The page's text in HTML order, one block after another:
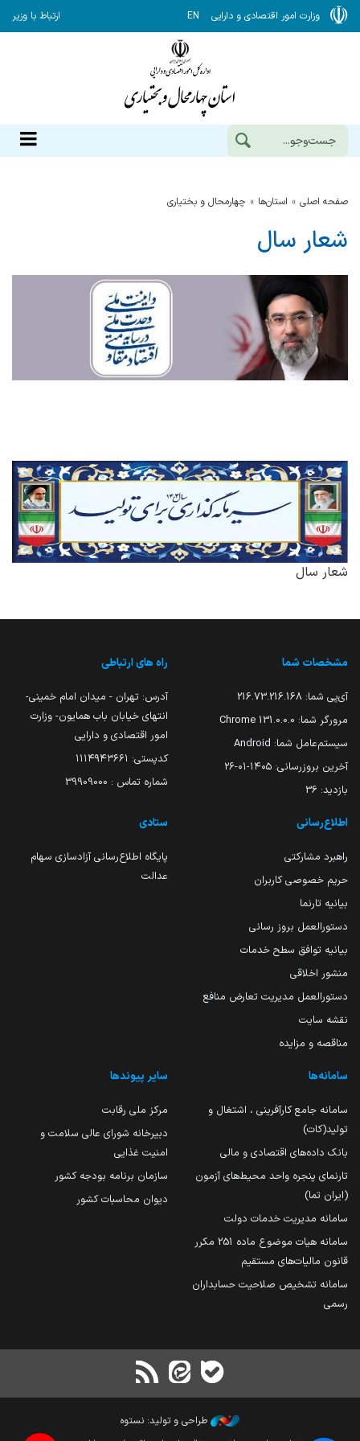
وزارت امور اقتصادی و دارایی EN ارتباط با وزیر
صفحه اصلی استان‌ها چهارمحال و بختياري
شعار سال
شعار سال
مشخصات شما
آی‌پی شما: 216.73.216.168
مرورگر شما: 131.0.0.0 Chrome
سیستم‌عامل شما: Android
آخرین بروزرسانی: ۱۴۰۵-۰۱-۲۶
بازدید: 36
راه های ارتباطی
آدرس: تهران - میدان امام خمینی-
انتهای خیابان باب همایون- وزارت
امور اقتصادی و دارایی
کدپستی: ۱۱۱۴۹۴۳۶۶۱
شماره تماس : 39909000
اطلاع‌رسانی
راهبرد مشارکتی
حریم خصوصی کاربران
بیانیه تارنما
دستورالعمل بروز رسانی
بیانیه توافق سطح خدمات
منشور اخلاقی
دستورالعمل مدیریت تعارض منافع
نقشه سایت
مناقصه و مزایده
ستادی
پایگاه اطلاع‌رسانی آزادسازی سهام
عدالت
سامانه‌ها
سامانه جامع کارآفرینی ، اشتغال و
تولید(کات)
بانک داده‌های اقتصادی و مالی
تارنمای پنجره واحد محیط‌های آزمون
(ایران تما)
سامانه مدیریت خدمات دولت
سامانه هیات موضوع ماده 251 مکرر
قانون مالیات‌های مستقیم
سامانه تشخیص صلاحیت حسابداران
رسمی
سایر پیوندها
مرکز ملی رقابت
دبیرخانه شورای عالی سلامت و
امنیت غذایی
سازمان برنامه بودجه کشور
دیوان محاسبات کشور
طراحی و تولید: نستوه